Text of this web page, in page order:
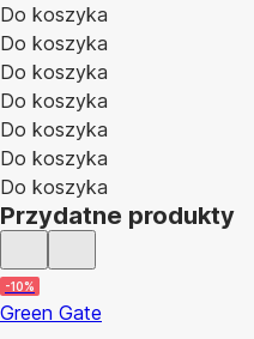
Do koszyka
Do koszyka
Do koszyka
Do koszyka
Do koszyka
Do koszyka
Do koszyka
Przydatne produkty
-10%
Green Gate